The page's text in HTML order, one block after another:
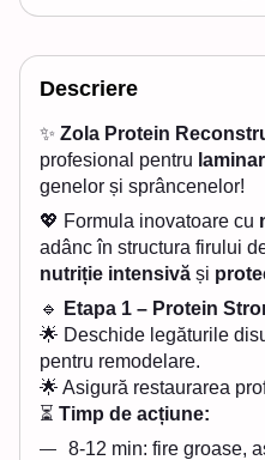
Descriere
✨ Zola Protein
profesional pentru
genelor și sprâncenelor!
💖 Formula inovatoare cu
adânc în structura firului
nutriție intensivă și
🔹
Etapa 1 – Protein
🌟 Deschide legăturile
pentru remodelare.
🌟 Asigură restaurarea
⏳ Timp de acțiune:
8-12 min: fire groase,